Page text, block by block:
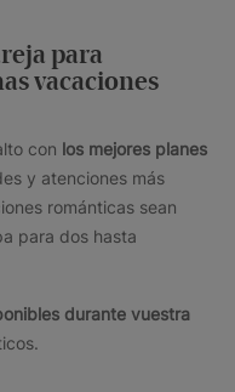
para
vacaciones
con los mejores planes
y atenciones más
románticas sean
para dos hasta
durante vuestra